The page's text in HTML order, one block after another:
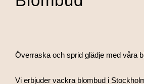
Överraska och sprid glädje med våra
Vi erbjuder vackra blombud i